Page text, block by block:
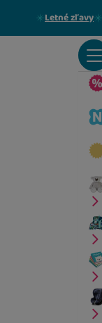
Letné zľavy